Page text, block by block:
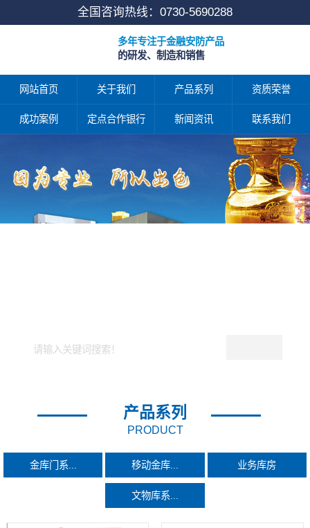
全国咨询热线： 0730-5690288
多年专注于金融安防产品
的研发、制造和销售
网站首页 关于我们 产品系列 资质荣誉
成功案例 定点合作银行 新闻资讯 联系我们
产品系列
PRODUCT
金库门系... 移动金库... 业务库房
文物库系...